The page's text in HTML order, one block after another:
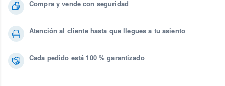
Compra y vende con seguridad
Atención al cliente hasta que llegues a tu asiento
Cada pedido está 100 % garantizado